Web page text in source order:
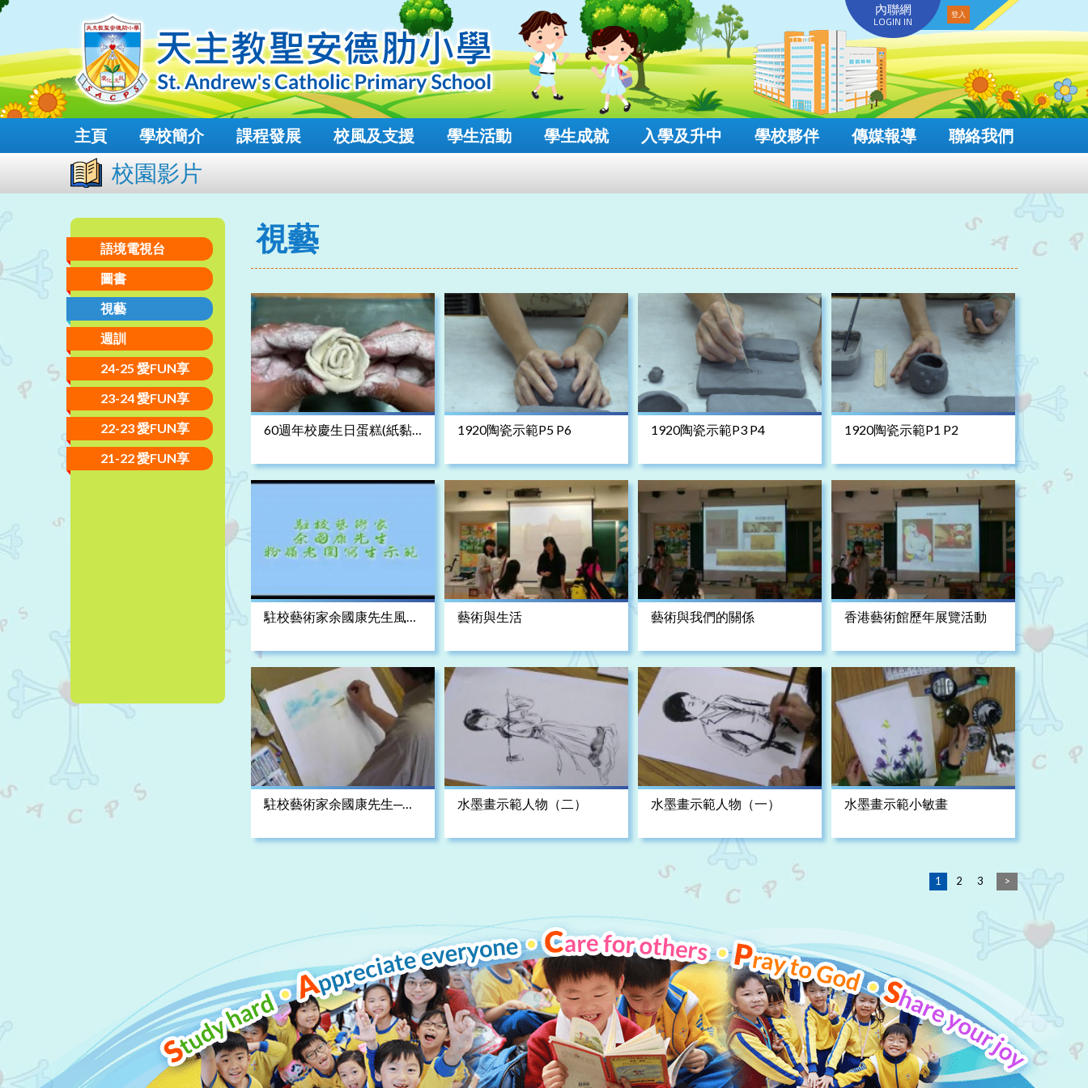
內聯網
LOGIN IN
主頁 學校簡介 課程發展 校風及支援 學生活動 學生成就 入學及升中 學校夥伴 傳媒報導 聯絡我們
校園影片
語境電視台
圖書
視藝
週訓
24-25 愛FUN享
23-24 愛FUN享
22-23 愛FUN享
21-22 愛FUN享
視藝
60週年校慶生日蛋糕(紙黏
1920陶瓷示範P5 P6 1920陶瓷示範P3 P4 1920陶瓷示範P1 P2
駐校藝術家余國康先生風景
藝術與生活 藝術與我們的關係 香港藝術館歷年展覽活動
駐校藝術家余國康先生─粉
水墨畫示範人物（二） 水墨畫示範人物（一） 水墨畫示範小敏畫
1 2 3 >